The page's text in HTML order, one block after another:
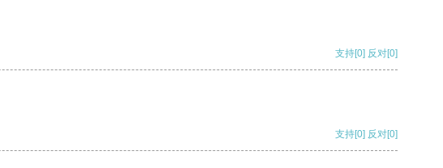
支持[0] 反对[0]
支持[0] 反对[0]